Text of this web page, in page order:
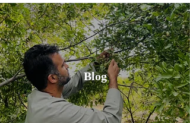
Blog